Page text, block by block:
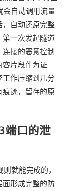
会自动调用流量
，自动还原完整
第一次发起隧道
接的恶意控制
容片段作为证
工作压缩到几分
痕迹，留存的原
端口的泄
就能完成的，
面形成完整的防